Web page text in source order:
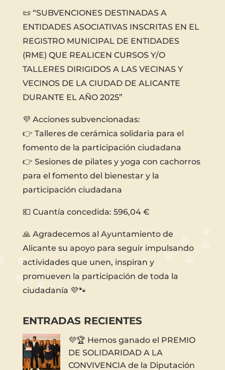
📜 “SUBVENCIONES DESTINADAS A
ENTIDADES ASOCIATIVAS INSCRITAS EN EL
REGISTRO MUNICIPAL DE ENTIDADES
(RME) QUE REALICEN CURSOS Y/O
TALLERES DIRIGIDOS A LAS VECINAS Y
VECINOS DE LA CIUDAD DE ALICANTE
DURANTE EL AÑO 2025”
💜 Acciones subvencionadas:
👉 Talleres de cerámica solidaria para el
fomento de la participación ciudadana
👉 Sesiones de pilates y yoga con cachorros
para el fomento del bienestar y la
participación ciudadana
💶 Cuantía concedida: 596,04 €
🙏 Agradecemos al Ayuntamiento de
Alicante su apoyo para seguir impulsando
actividades que unen, inspiran y
promueven la participación de toda la
ciudadanía 💜🐾
ENTRADAS RECIENTES
💜🏆 Hemos ganado el PREMIO
DE SOLIDARIDAD A LA
CONVIVENCIA de la Diputación